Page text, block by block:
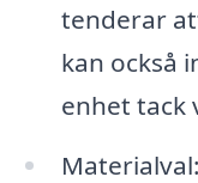
tenderar
kan också
enhet tack